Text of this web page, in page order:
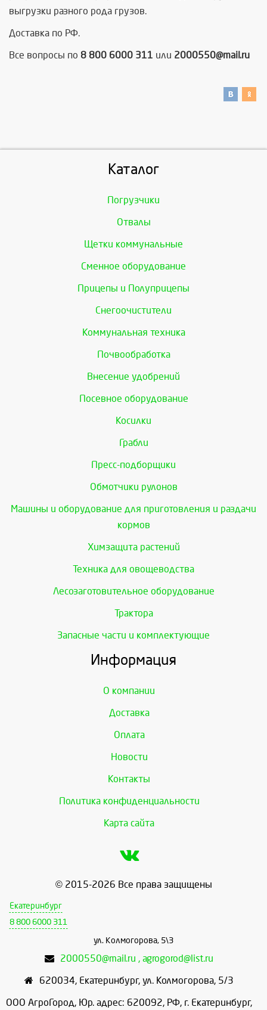
выгрузки разного рода грузов.
Доставка по РФ.
Все вопросы по 8 800 6000 311 или 2000550@mail.ru
Каталог
Погрузчики
Отвалы
Щетки коммунальные
Сменное оборудование
Прицепы и Полуприцепы
Снегоочистители
Коммунальная техника
Почвообработка
Внесение удобрений
Посевное оборудование
Косилки
Грабли
Пресс-подборщики
Обмотчики рулонов
Машины и оборудование для приготовления и раздачи
кормов
Химзащита растений
Техника для овощеводства
Лесозаготовительное оборудование
Трактора
Запасные части и комплектующие
Информация
О компании
Доставка
Оплата
Новости
Контакты
Политика конфиденциальности
Карта сайта
© 2015-2026 Все права защищены
Екатеринбург
8 800 6000 311
ул. Колмогорова, 5\3
2000550@mail.ru , agrogorod@list.ru
620034, Екатеринбург, ул. Колмогорова, 5/3
ООО АгроГород, Юр. адрес: 620092, РФ, г. Екатеринбург,